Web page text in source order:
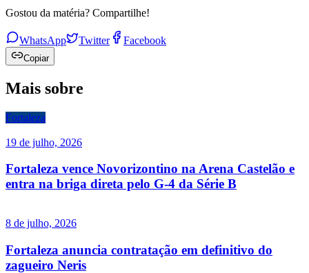
Gostou da matéria? Compartilhe!
WhatsApp Twitter Facebook
Copiar
Mais sobre
Fortaleza
19 de julho, 2026
Fortaleza vence Novorizontino na Arena Castelão e
entra na briga direta pelo G-4 da Série B
8 de julho, 2026
Fortaleza anuncia contratação em definitivo do
zagueiro Neris